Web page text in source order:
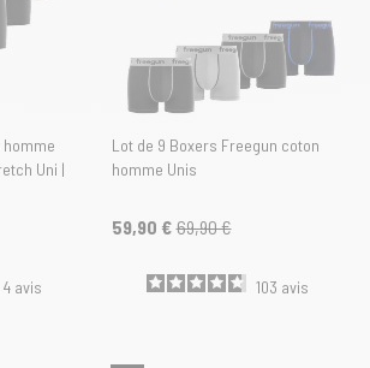
homme
Uni |
4 avis
Lot de 9 Boxers Freegun coton
homme Unis
59,90 € 69,90 €
103 avis